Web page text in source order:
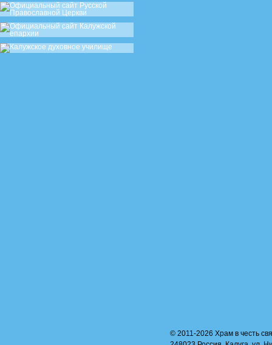
© 2011-2026 Храм в честь